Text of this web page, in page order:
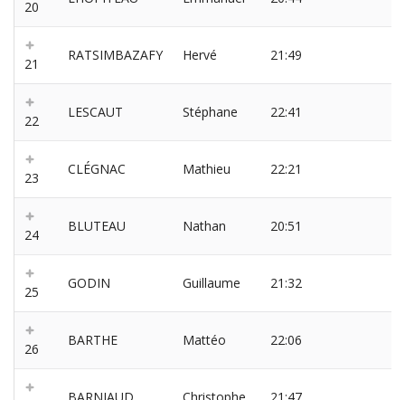
20
21
RATSIMBAZAFY Hervé 21:49
22
LESCAUT Stéphane 22:41
23
CLÉGNAC Mathieu 22:21
24
BLUTEAU Nathan 20:51
25
GODIN Guillaume 21:32
26
BARTHE Mattéo 22:06